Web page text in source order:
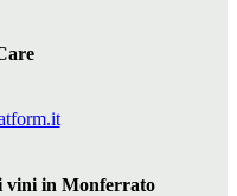
vini in Monferrato